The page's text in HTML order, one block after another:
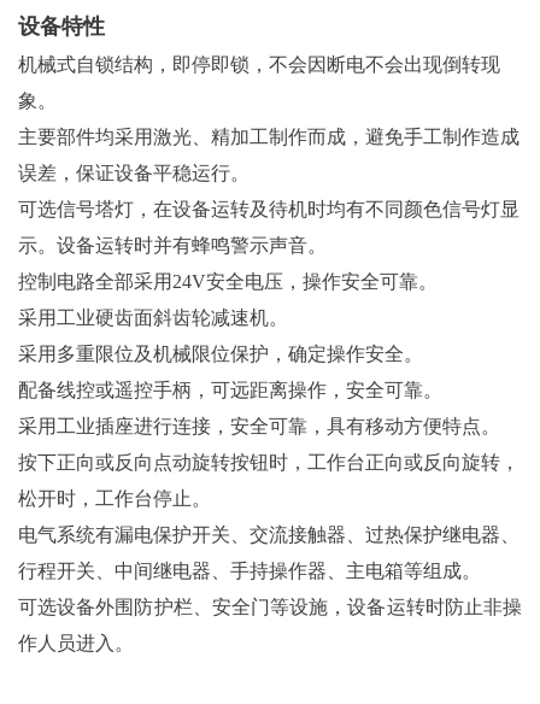
设备特性
机械式自锁结构，即停即锁，不会因断电不会出现倒转现
象。
主要部件均采用激光、精加工制作而成，避免手工制作造成
误差，保证设备平稳运行。
可选信号塔灯，在设备运转及待机时均有不同颜色信号灯显
示。设备运转时并有蜂鸣警示声音。
控制电路全部采用24V安全电压，操作安全可靠。
采用工业硬齿面斜齿轮减速机。
采用多重限位及机械限位保护，确定操作安全。
配备线控或遥控手柄，可远距离操作，安全可靠。
采用工业插座进行连接，安全可靠，具有移动方便特点。
按下正向或反向点动旋转按钮时，工作台正向或反向旋转，
松开时，工作台停止。
电气系统有漏电保护开关、交流接触器、过热保护继电器、
行程开关、中间继电器、手持操作器、主电箱等组成。
可选设备外围防护栏、安全门等设施，设备运转时防止非操
作人员进入。